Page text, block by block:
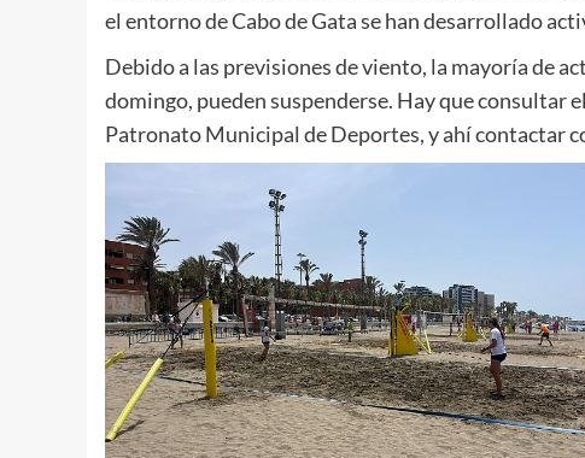
el entorno de Cabo de Gata se han desarrollado
Debido a las previsiones de viento, la mayoría de
domingo, pueden suspenderse. Hay que consultar
Patronato Municipal de Deportes, y ahí contactar